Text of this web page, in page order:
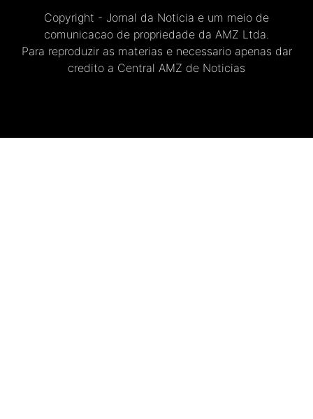
Copyright - Jornal da Noticia e um meio de
comunicacao de propriedade da AMZ Ltda.
Para reproduzir as materias e necessario apenas dar
credito a Central AMZ de Noticias